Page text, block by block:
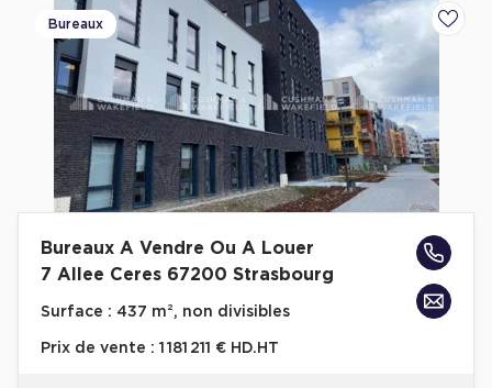
Bureaux
Bureaux A Vendre Ou A Louer
7 Allee Ceres 67200 Strasbourg
Surface : 437 m², non divisibles
Prix de vente : 1 181 211 € HD.HT